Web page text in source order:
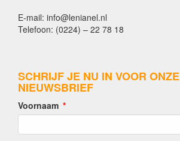
E-mail: info@lenianel.nl
Telefoon: (0224) – 22 78 18
SCHRIJF JE NU IN VOOR ONZE
NIEUWSBRIEF
Voornaam